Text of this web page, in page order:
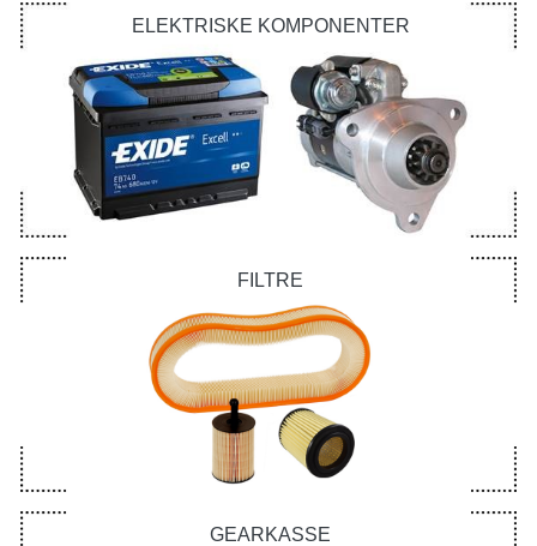
ELEKTRISKE KOMPONENTER
FILTRE
GEARKASSE